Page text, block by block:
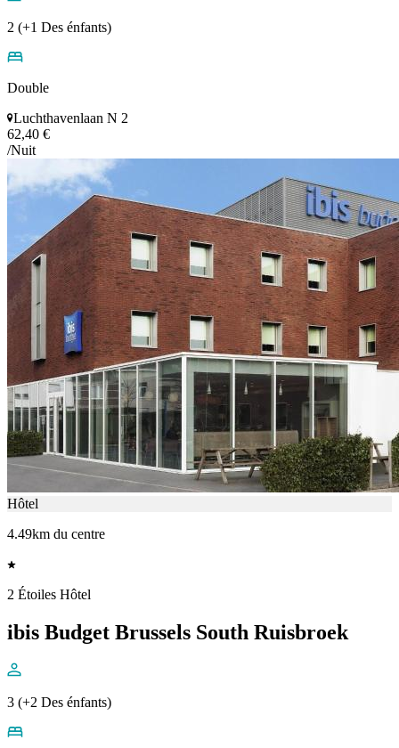
2 (+1 Des énfants)
Double
Luchthavenlaan N 2
62,40 €
/Nuit
Hôtel
4.49km du centre
2 Étoiles Hôtel
ibis Budget Brussels South Ruisbroek
3 (+2 Des énfants)